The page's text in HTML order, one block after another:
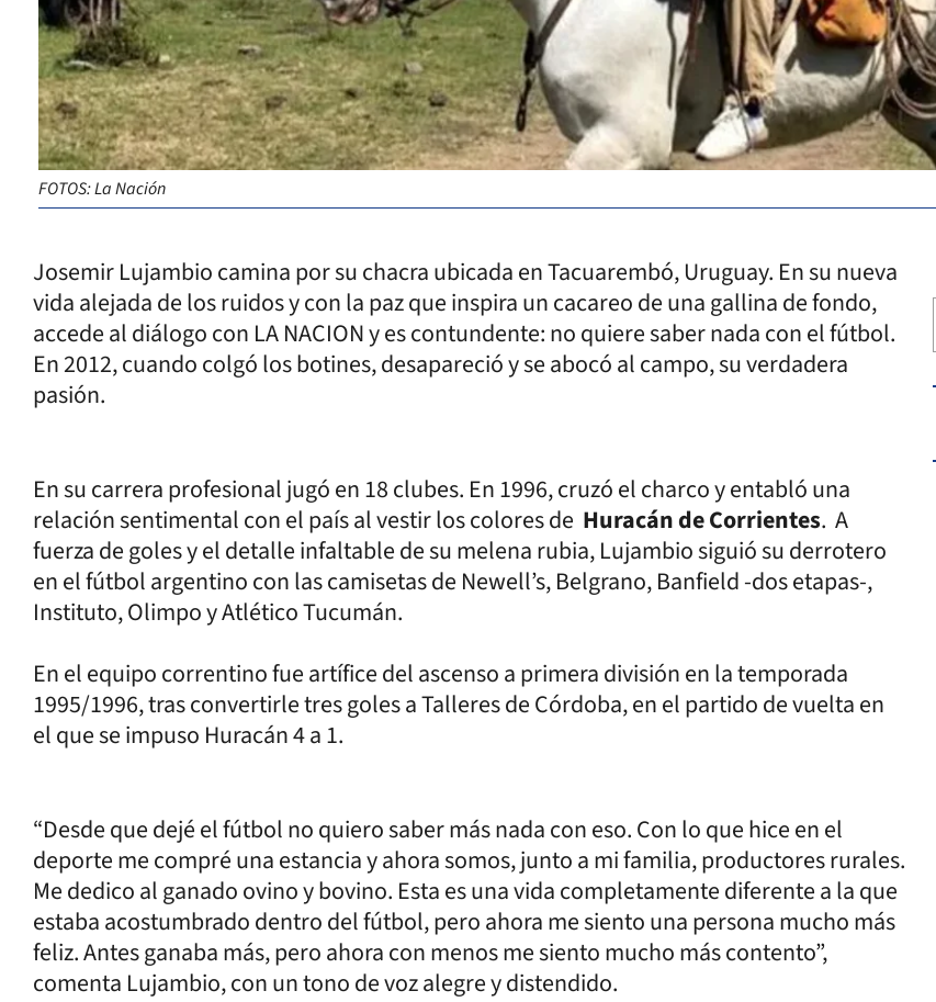
FOTOS: La Nación
Josemir Lujambio camina por su chacra ubicada en Tacuarembó, Uruguay. En su nueva
vida alejada de los ruidos y con la paz que inspira un cacareo de una gallina de fondo,
accede al diálogo con LA NACION y es contundente: no quiere saber nada con el fútbol.
En 2012, cuando colgó los botines, desapareció y se abocó al campo, su verdadera
pasión.
En su carrera profesional jugó en 18 clubes. En 1996, cruzó el charco y entabló una
relación sentimental con el país al vestir los colores de Huracán de Corrientes. A
fuerza de goles y el detalle infaltable de su melena rubia, Lujambio siguió su derrotero
en el fútbol argentino con las camisetas de Newell’s, Belgrano, Banfield -dos etapas-,
Instituto, Olimpo y Atlético Tucumán.
En el equipo correntino fue artífice del ascenso a primera división en la temporada
1995/1996, tras convertirle tres goles a Talleres de Córdoba, en el partido de vuelta en
el que se impuso Huracán 4 a 1.
“Desde que dejé el fútbol no quiero saber más nada con eso. Con lo que hice en el
deporte me compré una estancia y ahora somos, junto a mi familia, productores rurales.
Me dedico al ganado ovino y bovino. Esta es una vida completamente diferente a la que
estaba acostumbrado dentro del fútbol, pero ahora me siento una persona mucho más
feliz. Antes ganaba más, pero ahora con menos me siento mucho más contento”,
comenta Lujambio, con un tono de voz alegre y distendido.